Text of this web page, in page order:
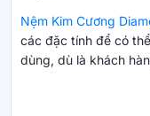
Nệm Kim Cương
các đặc tính để có
dùng, dù là khách